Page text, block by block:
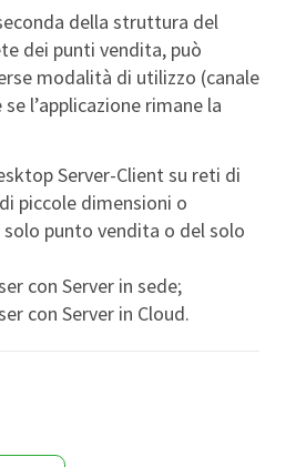
della struttura del
dei punti vendita, può
modalità di utilizzo (canale
l’applicazione rimane la
Server-Client su reti di
piccole dimensioni o
solo punto vendita o del solo
con Server in sede;
con Server in Cloud.